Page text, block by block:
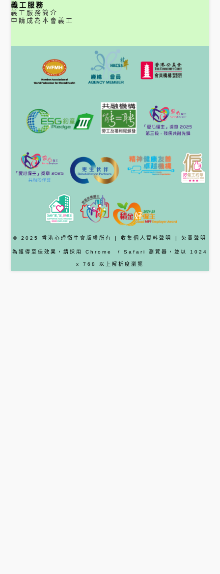
義工服務
義工服務簡介
申請成為本會義工
© 2025 香港心理衞生會版權所有 | 收集個人資料聲明 | 免責聲明
為獲得至佳效果，請採用 Chrome / Safari 瀏覽器 ，並以 1024
x 768 以上解析度瀏覽